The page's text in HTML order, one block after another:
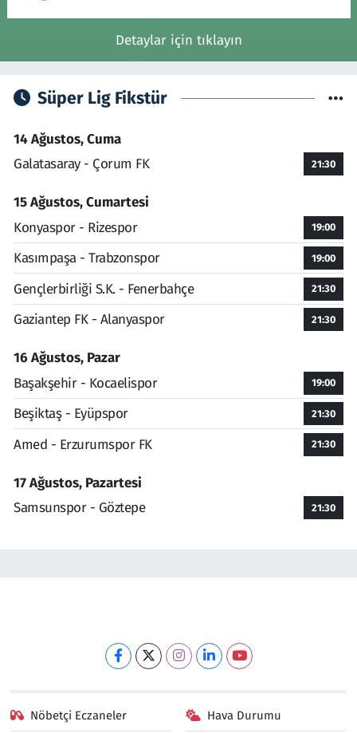
Detaylar için tıklayın
Süper Lig Fikstür
14 Ağustos, Cuma
Galatasaray - Çorum FK
21:30
15 Ağustos, Cumartesi
Konyaspor - Rizespor
19:00
Kasımpaşa - Trabzonspor 19:00
Gençlerbirliği S.K. - Fenerbahçe 21:30
Gaziantep FK - Alanyaspor 21:30
16 Ağustos, Pazar
Başakşehir - Kocaelispor
19:00
Beşiktaş - Eyüpspor 21:30
Amed - Erzurumspor FK 21:30
17 Ağustos, Pazartesi
Samsunspor - Göztepe
21:30
Nöbetçi Eczaneler Hava Durumu